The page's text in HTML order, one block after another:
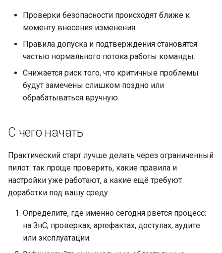
Проверки безопасности происходят ближе к
моменту внесения изменения.
Правила допуска и подтверждения становятся
частью нормального потока работы команды.
Снижается риск того, что критичные проблемы
будут замечены слишком поздно или
обрабатываться вручную.
С чего начать
Практический старт лучше делать через ограниченный
пилот: так проще проверить, какие правила и
настройки уже работают, а какие ещё требуют
доработки под вашу среду.
Определите, где именно сегодня рвётся процесс:
на ЗнС, проверках, артефактах, доступах, аудитe
или эксплуатации.